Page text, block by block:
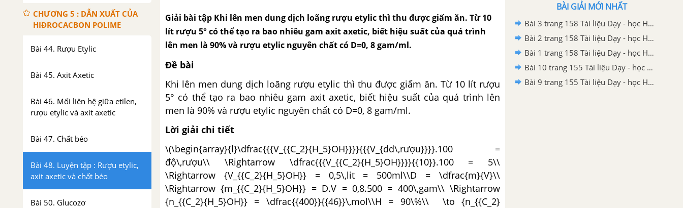
CHƯƠNG 5 : DẪN XUẤT CỦA
HIĐROCACBON POLIME
Bài 44. Rượu Etylic
Bài 45. Axit Axetic
Bài 46. Mối liên hệ giữa etilen,
rượu etylic và axit axetic
Bài 47. Chất béo
Bài 48. Luyện tập : Rượu etylic,
axit axetic và chất béo
Bài 50. Glucozơ
Giải bài tập Khi lên men dung dịch loãng rượu etylic thì thu được giấm ăn. Từ 10
lít rượu 5° có thể tạo ra bao nhiêu gam axit axetic, biết hiệu suất của quá trình
lên men là 90% và rượu etylic nguyên chất có D=0, 8 gam/ml.
Đề bài
Khi lên men dung dịch loãng rượu etylic thì thu được giấm ăn. Từ 10 lít rượu
5° có thể tạo ra bao nhiêu gam axit axetic, biết hiệu suất của quá trình lên
men là 90% và rượu etylic nguyên chất có D=0, 8 gam/ml.
Lời giải chi tiết
\(\begin{array}{l}\dfrac{{{V_{{C_2}{H_5}OH}}}}{{{V_{dd\,rượu}}}}.100 =
độ\,rượu\\ \Rightarrow \dfrac{{{V_{{C_2}{H_5}OH}}}}{{10}}.100 = 5\\
\Rightarrow {V_{{C_2}{H_5}OH}} = 0,5\,lit = 500ml\\D = \dfrac{m}{V}\\
\Rightarrow {m_{{C_2}{H_5}OH}} = D.V = 0,8.500 = 400\,gam\\ \Rightarrow
{n_{{C_2}{H_5}OH}} = \dfrac{{400}}{{46}}\,mol\\H = 90\%\\ \to {n_{{C_2}
BÀI GIẢI MỚI NHẤT
Bài 3 trang 158 Tài liệu Dạy - học Hoá học 9 tập 1
Bài 2 trang 158 Tài liệu Dạy - học Hoá học 9 tập 1
Bài 1 trang 158 Tài liệu Dạy - học Hoá học 9 tập 1
Bài 10 trang 155 Tài liệu Dạy - học Hoá học 9 tập 1
Bài 9 trang 155 Tài liệu Dạy - học Hoá học 9 tập 1